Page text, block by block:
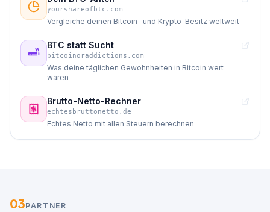
yourshareofbtc.com
Vergleiche deinen Bitcoin- und Krypto-Besitz weltweit
BTC statt Sucht
bitcoinoraddictions.com
Was deine täglichen Gewohnheiten in Bitcoin wert
wären
Brutto-Netto-Rechner
echtesbruttonetto.de
Echtes Netto mit allen Steuern berechnen
03PARTNER